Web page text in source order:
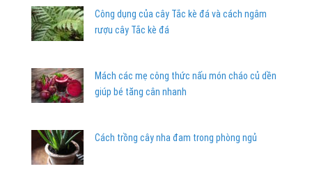
Công dụng của cây Tắc kè đá và cách ngâm
rượu cây Tắc kè đá
Mách các mẹ công thức nấu món cháo củ dền
giúp bé tăng cân nhanh
Cách trồng cây nha đam trong phòng ngủ